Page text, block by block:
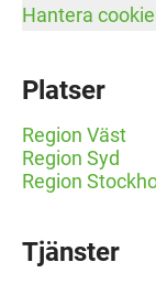
Hantera
Platser
Region Väst
Region Syd
Region
Tjänster